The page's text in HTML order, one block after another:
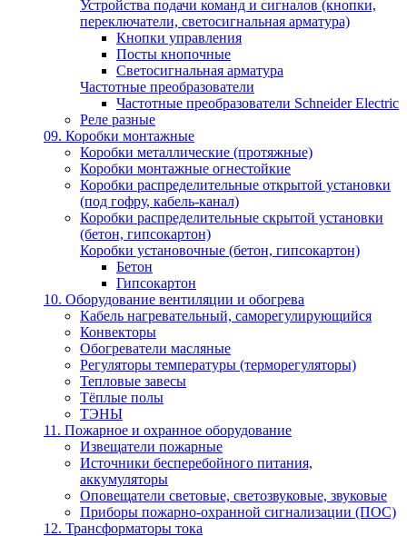
Устройства подачи команд и сигналов (кнопки,
переключатели, светосигнальная арматура)
Кнопки управления
Посты кнопочные
Светосигнальная арматура
Частотные преобразователи
Частотные преобразователи Schneider Electric
Реле разные
09. Коробки монтажные
Коробки металлические (протяжные)
Коробки монтажные огнестойкие
Коробки распределительные открытой установки
(под гофру, кабель-канал)
Коробки распределительные скрытой установки
(бетон, гипсокартон)
Коробки установочные (бетон, гипсокартон)
Бетон
Гипсокартон
10. Оборудование вентиляции и обогрева
Кабель нагревательный, саморегулирующийся
Конвекторы
Обогреватели масляные
Регуляторы температуры (терморегуляторы)
Тепловые завесы
Тёплые полы
ТЭНЫ
11. Пожарное и охранное оборудование
Извещатели пожарные
Источники бесперебойного питания,
аккумуляторы
Оповещатели световые, светозвуковые, звуковые
Приборы пожарно-охранной сигнализации (ПОС)
12. Трансформаторы тока